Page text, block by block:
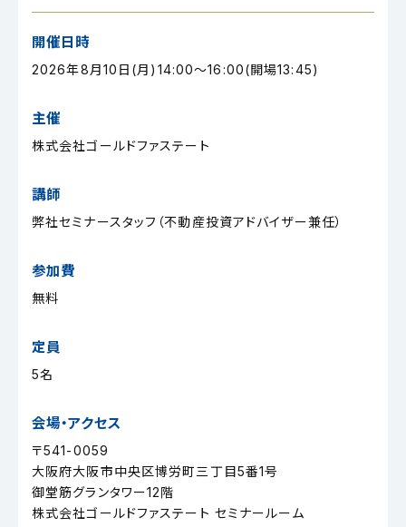
開催日時
2026年8月10日(月)14:00～16:00(開場13:45)
主催
株式会社ゴールドファステート
講師
弊社セミナースタッフ（不動産投資アドバイザー兼任）
参加費
無料
定員
5名
会場・アクセス
〒541-0059
大阪府大阪市中央区博労町三丁目5番1号
御堂筋グランタワー12階
株式会社ゴールドファステート セミナールーム